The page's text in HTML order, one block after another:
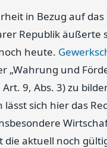
in Bezug auf
Republik äußerte
heute.
„Wahrung und
9, Abs. 3) zu
sich hier das
aktuell noch